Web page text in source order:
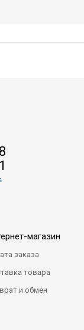
магазин
заказа
товара
и обмен